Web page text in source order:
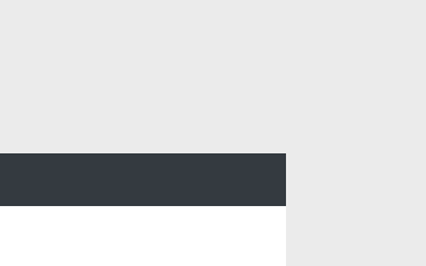
হাতিয়ায় পুকুরে ভাসছিল অজ্ঞাত ব্যক্তির